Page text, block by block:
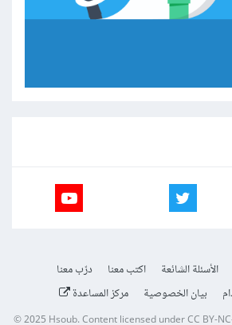
الأسئلة الشائعة اكتب معنا
درّب معنا
بيان الخصوصية مركز المساعدة
© 2025Hsoub.Content licensed underCC BY-